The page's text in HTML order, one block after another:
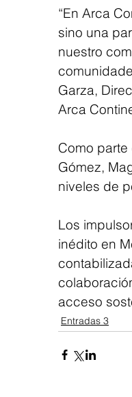
“En Arca
sino una
nuestro
Garza,
Arca
Como
Gómez,
niveles de
Los
inédito en
acceso
Entradas 3